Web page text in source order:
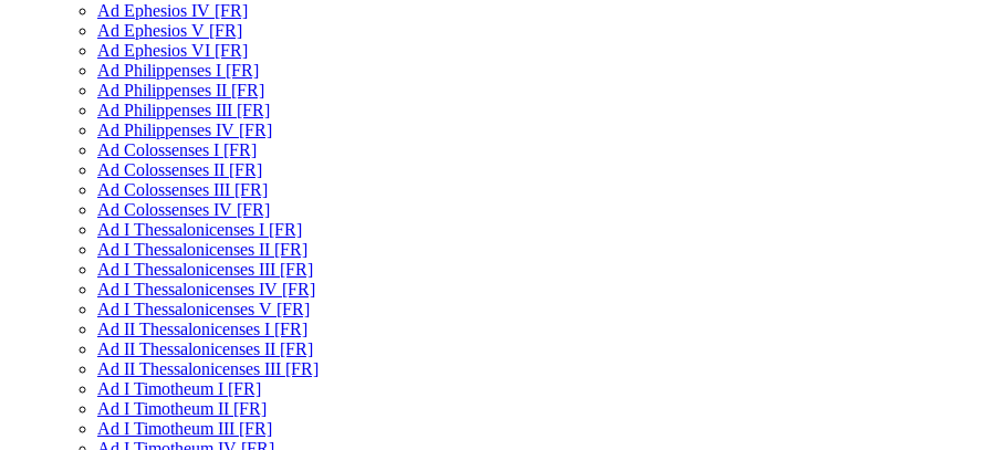
Ad Ephesios IV [FR]
Ad Ephesios V [FR]
Ad Ephesios VI [FR]
Ad Philippenses I [FR]
Ad Philippenses II [FR]
Ad Philippenses III [FR]
Ad Philippenses IV [FR]
Ad Colossenses I [FR]
Ad Colossenses II [FR]
Ad Colossenses III [FR]
Ad Colossenses IV [FR]
Ad I Thessalonicenses I [FR]
Ad I Thessalonicenses II [FR]
Ad I Thessalonicenses III [FR]
Ad I Thessalonicenses IV [FR]
Ad I Thessalonicenses V [FR]
Ad II Thessalonicenses I [FR]
Ad II Thessalonicenses II [FR]
Ad II Thessalonicenses III [FR]
Ad I Timotheum I [FR]
Ad I Timotheum II [FR]
Ad I Timotheum III [FR]